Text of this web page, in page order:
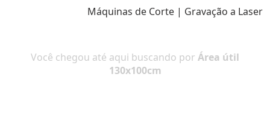
Máquinas de Corte | Gravação a Laser
Você chegou até aqui buscando por Área útil
130x100cm